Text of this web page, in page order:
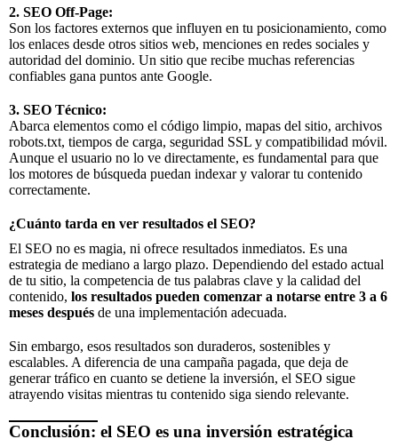
2. SEO Off-Page:
Son los factores externos que influyen en tu posicionamiento, como
los enlaces desde otros sitios web, menciones en redes sociales y
autoridad del dominio. Un sitio que recibe muchas referencias
confiables gana puntos ante Google.
3. SEO Técnico:
Abarca elementos como el código limpio, mapas del sitio, archivos
robots.txt, tiempos de carga, seguridad SSL y compatibilidad móvil.
Aunque el usuario no lo ve directamente, es fundamental para que
los motores de búsqueda puedan indexar y valorar tu contenido
correctamente.
¿Cuánto tarda en ver resultados el SEO?
El SEO no es magia, ni ofrece resultados inmediatos. Es una
estrategia de mediano a largo plazo. Dependiendo del estado actual
de tu sitio, la competencia de tus palabras clave y la calidad del
contenido, los resultados pueden comenzar a notarse entre 3 a 6
meses después de una implementación adecuada.
Sin embargo, esos resultados son duraderos, sostenibles y
escalables. A diferencia de una campaña pagada, que deja de
generar tráfico en cuanto se detiene la inversión, el SEO sigue
atrayendo visitas mientras tu contenido siga siendo relevante.
Conclusión: el SEO es una inversión estratégica